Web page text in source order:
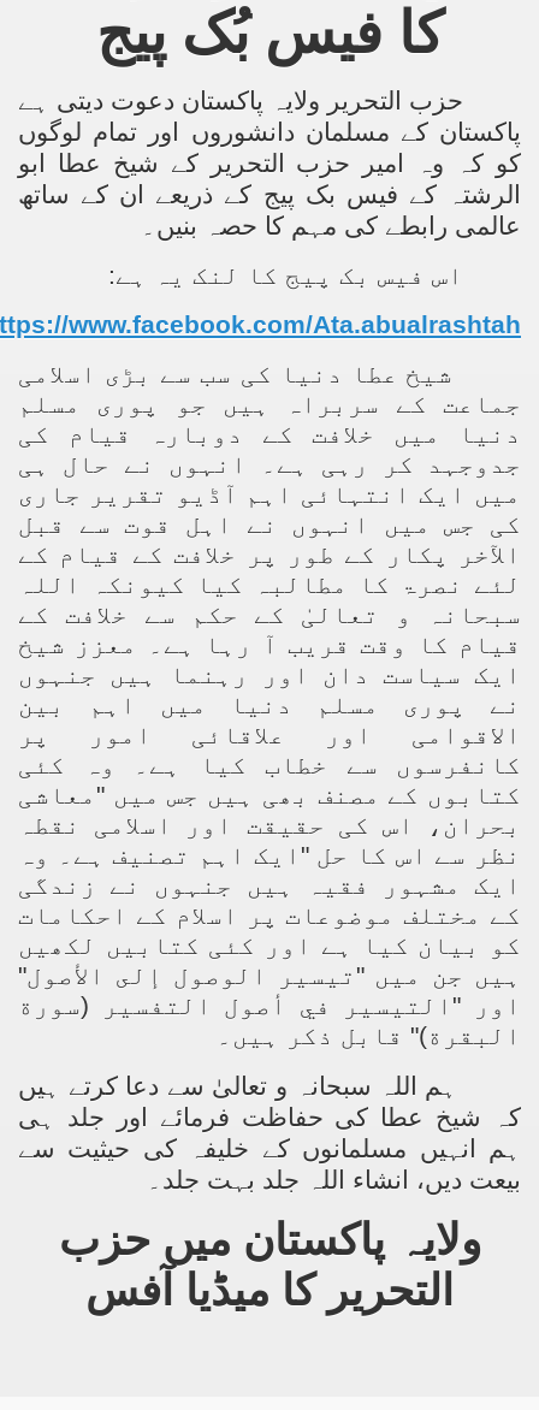
کا فیس بُک پیج
حزب التحریر ولایہ پاکستان دعوت دیتی ہے
پاکستان کے مسلمان دانشوروں اور تمام لوگوں
کو کہ وہ امیر حزب التحریر کے شیخ عطا ابو
الرشتہ کے فیس بک پیج کے ذریعے ان کے ساتھ
عالمی رابطے کی مہم کا حصہ بنیں۔
اس فیس بک پیج کا لنک یہ ہے:
www.facebook.com/Ata.abualrashtah
شیخ عطا دنیا کی سب سے بڑی اسلامی
جماعت کے سربراہ ہیں جو پوری مسلم
دنیا میں خلافت کے دوبارہ قیام کی
جدوجہد کر رہی ہے۔ انہوں نے حال ہی
میں ایک انتہائی اہم آڈیو تقریر جاری
کی جس میں انہوں نے اہل قوت سے قبل
الآخر پکار کے طور پر خلافت کے قیام کے
لئے نصرۃ کا مطالبہ کیا کیونکہ اللہ
سبحانہ و تعالیٰ کے حکم سے خلافت کے
قیام کا وقت قریب آ رہا ہے۔ معزز شیخ
ایک سیاست دان اور رہنما ہیں جنہوں
نے پوری مسلم دنیا میں اہم بین
الاقوامی اور علاقائی امور پر
کانفرسوں سے خطاب کیا ہے۔ وہ کئی
کتابوں کے مصنف بھی ہیں جس میں "معاشی
بحران، اس کی حقیقت اور اسلامی نقطہ
نظر سے اس کا حل "ایک اہم تصنیف ہے۔ وہ
ایک مشہور فقیہ ہیں جنہوں نے زندگی
کے مختلف موضوعات پر اسلام کے احکامات
کو بیان کیا ہے اور کئی کتابیں لکھیں
ہیں جن میں "تيسير الوصول إلى الأصول"
اور "التيسير في أصول التفسير (سورة
البقرة)" قابل ذکر ہیں۔
ہم اللہ سبحانہ و تعالیٰ سے دعا کرتے ہیں
کہ شیخ عطا کی حفاظت فرمائے اور جلد ہی
ہم انہیں مسلمانوں کے خلیفہ کی حیثیت سے
بیعت دیں، انشاء اللہ جلد بہت جلد۔
ولایہ پاکستان میں حزب
التحریر کا میڈیا آفس
to Criminalize Work for Return of Khilafah
for Khilafah Appropriate Food is a New Low
Failure
in its War Against Islam Through Use of Force and
of The Shebaab Hizb ut Tahrir
Exposes Criminal Negligence of Raheel Nawaz Regime
Befitting Response
Muslims
Incident and Baluchistan
for Release of Naveed Butt
in Myanmar
Seminaries and Students is Attack against ISLAM
abduction